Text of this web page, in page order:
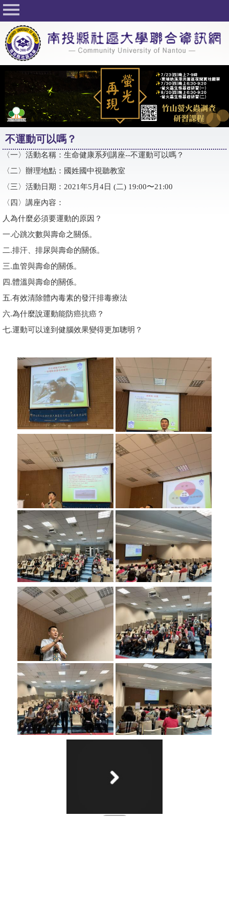
回首頁
關於社大
公佈欄
行事曆
最新活動
活動花絮
課程一覽表
社大學習Q&A
友站連結
學員專區
教師專區
評委專區
校務行政
不運動可以嗎？
〈一〉活動名稱：生命健康系列講座--不運動可以嗎？
〈二〉辦理地點：國姓國中視聽教室
〈三〉活動日期：2021年5月4日 (二) 19:00〜21:00
〈四〉講座內容：
人為什麼必須要運動的原因？
一.心跳次數與壽命之關係。
二.排汗、排尿與壽命的關係。
三.血管與壽命的關係。
四.體溫與壽命的關係。
五.有效清除體內毒素的發汗排毒療法
六.為什麼說運動能防癌抗癌？
七.運動可以達到健腦效果變得更加聰明？